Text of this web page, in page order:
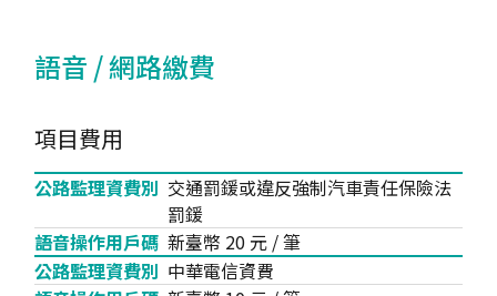
語音 / 網路繳費
項目費用
交通罰鍰或違反強制汽車責任保險法
罰鍰
新臺幣 20 元 / 筆
中華電信資費